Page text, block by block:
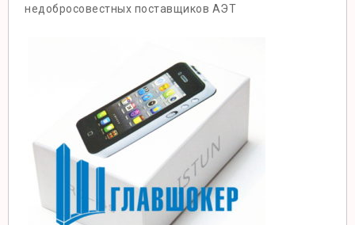
недобросовестных поставщиков АЭТ